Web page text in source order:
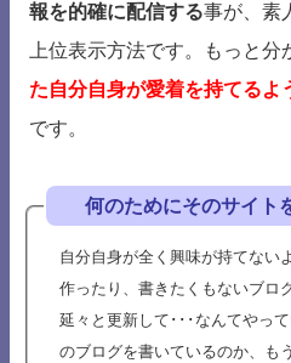
報を的確に配信する事が、素
上位表示方法です。もっと分
た自分自身が愛着を持てるよ
です。
何のためにそのサイト
自分自身が全く興味が持てない
作ったり、書きたくもないブロ
延々と更新して･･･なんてやっ
のブログを書いているのか、も